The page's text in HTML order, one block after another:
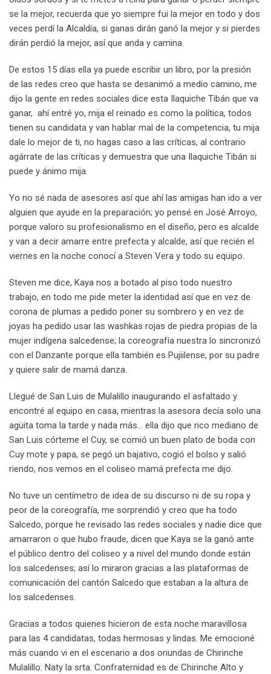
se la mejor, recuerda que yo siempre fui la mejor en todo y dos
veces perdí la Alcaldía, si ganas dirán ganó la mejor y si pierdes
dirán perdió la mejor, así que anda y camina.
De estos 15 días ella ya puede escribir un libro, por la presión
de las redes creo que hasta se desanimó a medio camino, me
dijo la gente en redes sociales dice esta Ilaquiche Tibán que va
ganar, ahí entré yo, mija el reinado es como la política, todos
tienen su candidata y van hablar mal de la competencia, tu mija
dale lo mejor de ti, no hagas caso a las críticas, al contrario
agárrate de las críticas y demuestra que una Ilaquiche Tibán si
puede y ánimo mija.
Yo no sé nada de asesores así que ahí las amigas han ido a ver
alguien que ayude en la preparación; yo pensé en José Arroyo,
porque valoro su profesionalismo en el diseño, pero es alcalde
y van a decir amarre entre prefecta y alcalde, así que recién el
viernes en la noche conocí a Steven Vera y todo su equipo.
Steven me dice, Kaya nos a botado al piso todo nuestro
trabajo, en todo me pide meter la identidad así que en vez de
corona de plumas a pedido poner su sombrero y en vez de
joyas ha pedido usar las washkas rojas de piedra propias de la
mujer indígena salcedense; la coreografía nuestra lo sincronizó
con el Danzante porque ella también es Pujiilense, por su padre
y quiere salir de mamá danza.
Llegué de San Luis de Mulalillo inaugurando el asfaltado y
encontré al equipo en casa, mientras la asesora decía solo una
agüita toma la tarde y nada más… ella dijo que rico mediano de
San Luis córteme el Cuy, se comió un buen plato de boda con
Cuy mote y papa, se pegó un bajativo, cogió el bolso y salió
riendo, nos vemos en el coliseo mamá prefecta me dijo.
No tuve un centímetro de idea de su discurso ni de su ropa y
peor de la coreografía, me sorprendió y creo que ha todo
Salcedo, porque he revisado las redes sociales y nadie dice que
amarraron o que hubo fraude, dicen que Kaya se la ganó ante
el público dentro del coliseo y a nivel del mundo donde están
los salcedenses; así lo miraron gracias a las plataformas de
comunicación del cantón Salcedo que estaban a la altura de
los salcedenses.
Gracias a todos quienes hicieron de esta noche maravillosa
para las 4 candidatas, todas hermosas y lindas. Me emocioné
más cuando vi en el escenario a dos oriundas de Chirinche
Mulalillo: Naty la srta. Confraternidad es de Chirinche Alto y